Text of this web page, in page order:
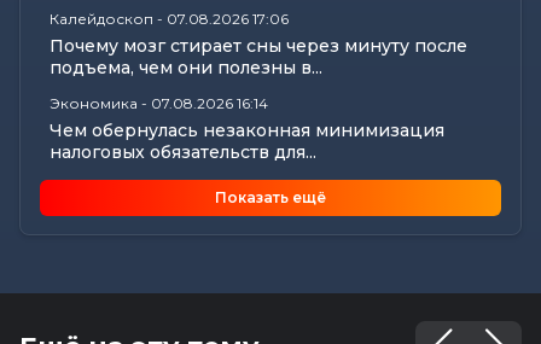
Калейдоскоп - 07.08.2026 17:06
Почему мозг стирает сны через минуту после
подъема, чем они полезны в...
Экономика - 07.08.2026 16:14
Чем обернулась незаконная минимизация
налоговых обязательств для...
Цифры, технологии и кадры: главные итоги
вступительной кампании...
В Могилеве предали земле останки более 140
Показать ещё